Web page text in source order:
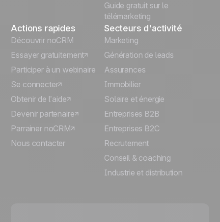
Guide gratuit sur le
télémarketing
Actions rapides
Découvrir noCRM
Essayer gratuitement
Participer à un webinaire
Se connecter
Obtenir de l’aide
Devenir partenaire
Parrainer noCRM
Nous contacter
Secteurs d'activité
Marketing
Génération de leads
Assurances
Immobilier
Solaire et énergie
Entreprises B2B
Entreprises B2C
Recrutement
Conseil & coaching
Industrie et distribution